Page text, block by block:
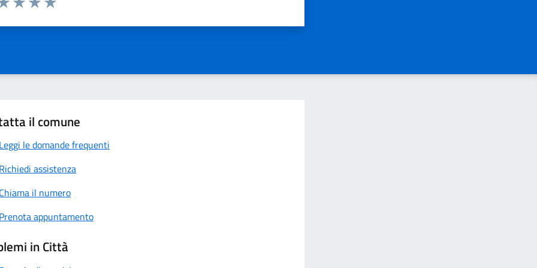
il comune
Leggi le domande frequenti
Richiedi assistenza
Chiama il numero
Prenota appuntamento
in Città